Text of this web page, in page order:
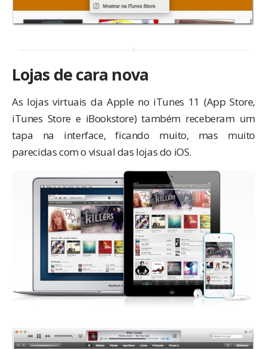
Lojas de cara nova
As lojas virtuais da Apple no iTunes 11 (App Store,
iTunes Store e iBookstore) também receberam um
tapa na interface, ficando muito, mas muito
parecidas com o visual das lojas do iOS.